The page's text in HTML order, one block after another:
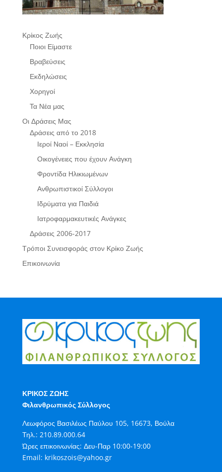
Κρίκος Ζωής
Ποιοι Είμαστε
Βραβεύσεις
Εκδηλώσεις
Χορηγοί
Τα Νέα μας
Οι Δράσεις Μας
Δράσεις από το 2018
Ιεροί Ναοί – Εκκλησία
Οικογένειες που έχουν Ανάγκη
Φροντίδα Ηλικιωμένων
Ανθρωπιστικοί Σύλλογοι
Ιδρύματα για Παιδιά
Ιατροφαρμακευτικές Ανάγκες
Δράσεις 2006-2017
Τρόποι Συνεισφοράς στον Κρίκο Ζωής
Επικοινωνία
ΚΡΙΚΟΣ ΖΩΗΣ
Φιλανθρωπικός Σύλλογος
Λεωφόρος Βασιλέως Παύλου 105, 16673, Βούλα
Τηλ.: 210.89.000.64
Ώρες επικοινωνίας: Δευ-Παρ 10:00-19:00
Email: krikoszois@yahoo.gr